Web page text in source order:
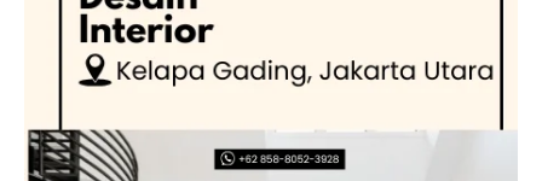
Komersial,
Mulai